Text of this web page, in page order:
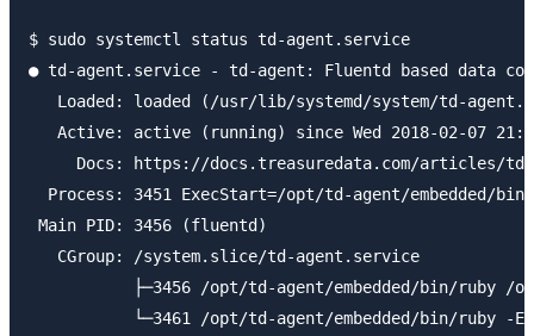
$ sudo systemctl status td-agent.service
● td-agent.service - td-agent: Fluentd based data
Loaded: loaded (/usr/lib/systemd/system/td-
Active: active (running) since Wed 2018-02-07
Docs: https://docs.treasuredata.com/articles/
Process: 3451 ExecStart=/opt/td-agent/embedded/
Main PID: 3456 (fluentd)
   CGroup: /system.slice/td-agent.service
├─3456 /opt/td-agent/embedded/bin/ruby /
└─3461 /opt/td-agent/embedded/bin/ruby -